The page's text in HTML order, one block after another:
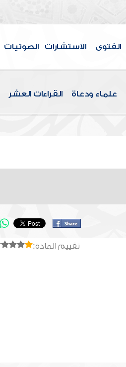
الفتوى الاستشارات الصوتيات
علماء ودعاة القراءات العشر
تقييم المادة: